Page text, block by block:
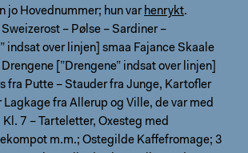
jo Hovednummer; hun var henrykt.
– Pølse – Sardiner –
indsat over linjen] smaa Fajance Skaale
[”Drengene” indsat over linjen]
fra Putte – Stauder fra Junge, Kartofler
Lagkage fra Allerup og Ville, de var med
7 – Tarteletter, Oxesteg med
m.m.; Ostegilde Kaffefromage; 3